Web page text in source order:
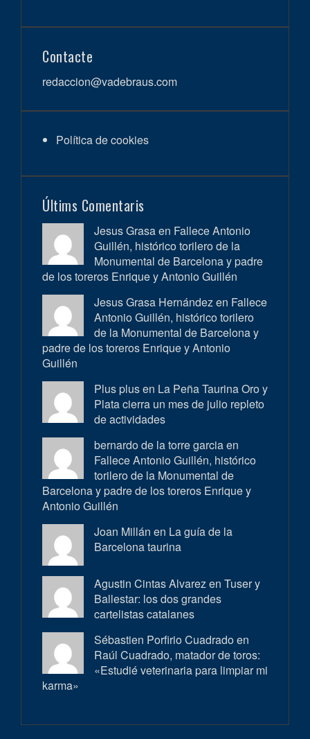
Contacte
redaccion@vadebraus.com
Política de cookies
Últims Comentaris
Jesus Grasa en Fallece Antonio
Guillén, histórico torilero de la
Monumental de Barcelona y padre
de los toreros Enrique y Antonio Guillén
Jesus Grasa Hernández en Fallece
Antonio Guillén, histórico torilero
de la Monumental de Barcelona y
padre de los toreros Enrique y Antonio
Guillén
Plus plus en La Peña Taurina Oro y
Plata cierra un mes de julio repleto
de actividades
bernardo de la torre garcia en
Fallece Antonio Guillén, histórico
torilero de la Monumental de
Barcelona y padre de los toreros Enrique y
Antonio Guillén
Joan Millán en La guía de la
Barcelona taurina
Agustin Cintas Alvarez en Tuser y
Ballestar: los dos grandes
cartelistas catalanes
Sébastien Porfirio Cuadrado en
Raúl Cuadrado, matador de toros:
«Estudié veterinaria para limpiar mi
karma»